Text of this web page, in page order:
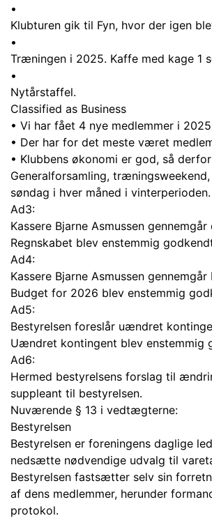
•
Klubturen gik til Fyn, hvor der igen
•
Træningen i 2025. Kaffe med kage 1
•
Nytårstaffel.
Classified as Business
• Vi har fået 4 nye medlemmer i
• Der har for det meste været
• Klubbens økonomi er god, så
Generalforsamling,
søndag i hver måned i vinterperioden.
Ad3:
Kassere Bjarne Asmussen
Regnskabet blev enstemmig
Ad4:
Kassere Bjarne Asmussen
Budget for 2026 blev enstemmig
Ad5:
Bestyrelsen foreslår uændret
Uændret kontingent blev enstemmig
Ad6:
Hermed bestyrelsens forslag til
suppleant til bestyrelsen.
Nuværende § 13 i vedtægterne:
Bestyrelsen
Bestyrelsen er foreningens daglige
nedsætte nødvendige udvalg til
Bestyrelsen fastsætter selv sin
af dens medlemmer, herunder
protokol.